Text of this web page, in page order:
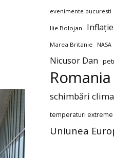
evenimente bucuresti
Ilie Bolojan Inflație
Marea Britanie NASA
Nicusor Dan
Romania
schimbări
temperaturi extreme
Uniunea